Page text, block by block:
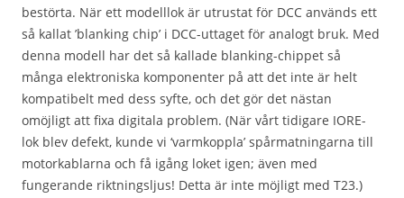
bestörta. När ett modelllok är utrustat för DCC används ett
så kallat ’blanking chip’ i DCC-uttaget för analogt bruk. Med
denna modell har det så kallade blanking-chippet så
många elektroniska komponenter på att det inte är helt
kompatibelt med dess syfte, och det gör det nästan
omöjligt att fixa digitala problem. (När vårt tidigare IORE-
lok blev defekt, kunde vi ‘varmkoppla’ spårmatningarna till
motorkablarna och få igång loket igen; även med
fungerande riktningsljus! Detta är inte möjligt med T23.)